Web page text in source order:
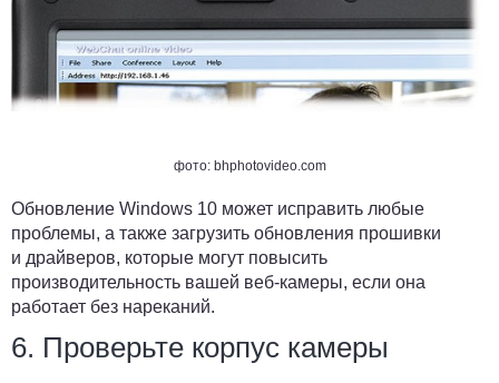
фото: bhphotovideo.com
Обновление Windows 10 может исправить любые
проблемы, а также загрузить обновления прошивки
и драйверов, которые могут повысить
производительность вашей веб-камеры, если она
работает без нареканий.
6. Проверьте корпус камеры